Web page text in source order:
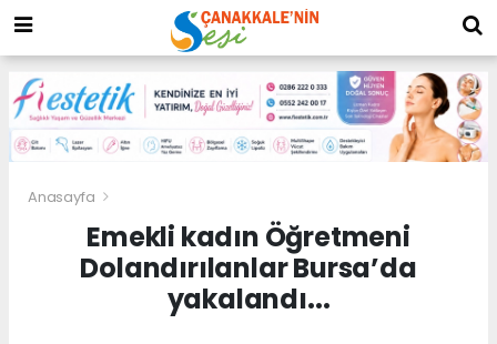
Anasayfa
Emekli kadın Öğretmeni
Dolandırılanlar Bursa’da
yakalandı...